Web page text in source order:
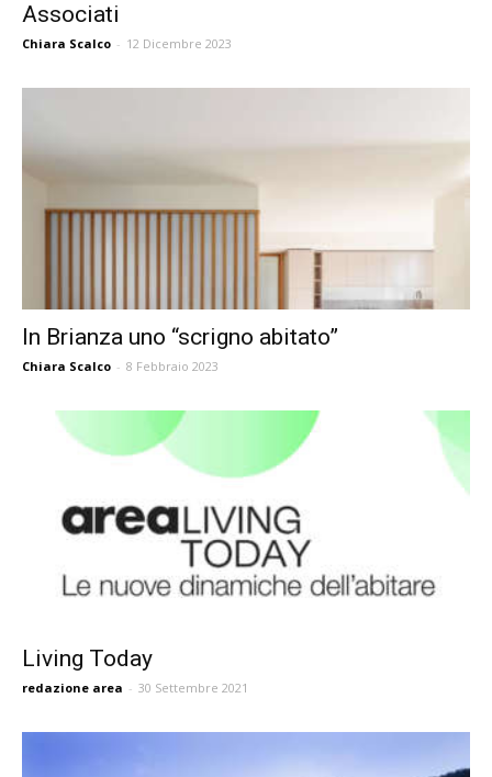
Associati
Chiara Scalco - 12 Dicembre 2023
In Brianza uno “scrigno abitato”
Chiara Scalco - 8 Febbraio 2023
Living Today
redazione area - 30 Settembre 2021